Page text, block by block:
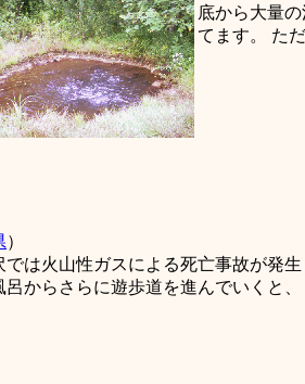
底から大量
てます。 た
）
では火山性ガスによる死亡事故が発
呂からさらに遊歩道を進んでいくと